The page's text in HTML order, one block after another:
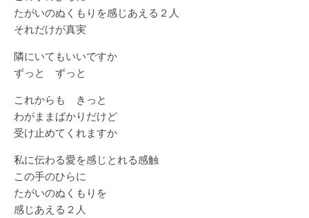
たがいのぬくもりを感じあえる２人
それだけが真実
隣にいてもいいですか
ずっと ずっと
これからも きっと
わがままばかりだけど
受け止めてくれますか
私に伝わる愛を感じとれる感触
この手のひらに
たがいのぬくもりを
感じあえる２人